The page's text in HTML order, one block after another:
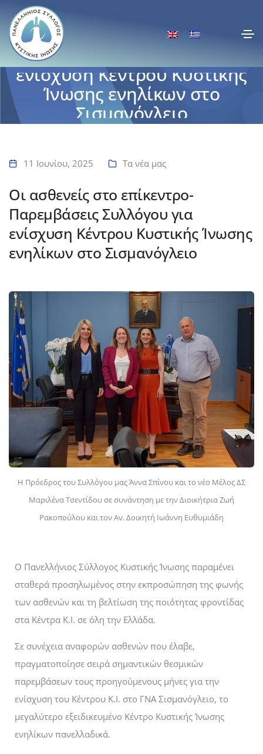
Οι ασθενείς στο επίκεντρο-
Παρεμβάσεις Συλλόγου για
ενίσχυση Κέντρου Κυστικής
Ίνωσης ενηλίκων στο
Σισμανόγλειο
Κέντρου Κυστικής Ίνωσης ενηλίκων στο Σισμανόγλειο
11 Ιουνίου, 2025 Τα νέα μας
Οι ασθενείς στο επίκεντρο-
Παρεμβάσεις Συλλόγου για
ενίσχυση Κέντρου Κυστικής Ίνωσης
ενηλίκων στο Σισμανόγλειο
Η Πρόεδρος του Συλλόγου μας Άννα Σπίνου και το νέο Μέλος ΔΣ
Μαριλένα Τσεντίδου σε συνάντηση με την Διοικήτρια Ζωή
Ρακοπούλου και τον Αν. Δοικητή Ιωάννη Ευθυμιάδη
Ο Πανελλήνιος Σύλλογος Κυστικής Ίνωσης παραμένει
σταθερά προσηλωμένος στην εκπροσώπηση της φωνής
των ασθενών και τη βελτίωση της ποιότητας φροντίδας
στα Κέντρα Κ.Ι. σε όλη την Ελλάδα.
Σε συνέχεια αναφορών ασθενών που έλαβε,
πραγματοποίησε σειρά σημαντικών θεσμικών
παρεμβάσεων τους προηγούμενους μήνες για την
ενίσχυση του Κέντρου Κ.Ι. στο ΓΝΑ Σισμανόγλειο, το
μεγαλύτερο εξειδικευμένο Κέντρο Κυστικής Ίνωσης
ενηλίκων πανελλαδικά.